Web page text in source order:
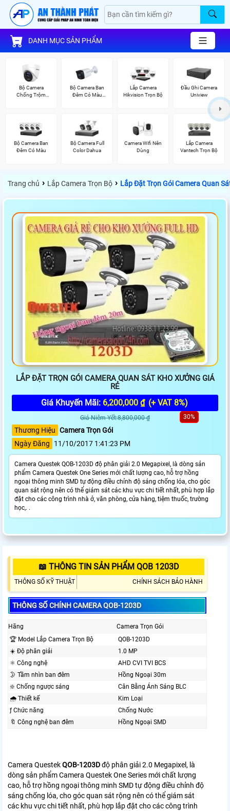
DANH MỤC SẢN PHẨM
Bộ Camera
Chống Trộm
Bộ Camera Ban
Đêm Có Màu
Lắp Camera
Hikvision Trọn Bộ
Đầu Ghi Camera
Uniview
Bộ Camera Ban
Đêm Có Màu
Bộ Camera Full
Color Dahua
Camera Wifi Nên
Dùng
Lắp Camera
Vantech Trọn Bộ
Trang chủ › Lắp Camera Trọn Bộ › Lắp Đặt Trọn Gói Camera Quan
LẮP ĐẶT TRỌN GÓI CAMERA QUAN SÁT KHO XƯỞNG GIÁ
RẺ
Giá Khuyến Mãi: 6,200,000 ₫ (+ VAT 8%)
Giá Niêm Yết:8,800,000 ₫ 30%
Thương Hiệu Camera Trọn Gói
Ngày Đăng
11/10/2017 1:41:23 PM
Camera Questek QOB-1203D độ phân giải 2.0 Megapixel, là dòng sản
phẩm Camera Questek One Series mới chất lượng cao, hỗ trợ hồng
ngoại thông minh SMD tự động điều chỉnh độ sáng chống lóa, cho góc
quan sát rộng nên có thể giám sát các khu vực chi tiết nhất, phù hợp lắp
đặt cho các công trình nhà ở, văn phòng, cửa hàng, tiệm thuốc, trường
học,. .
📖 THÔNG TIN SẢN PHẨM QOB 1203D
THÔNG SỐ KỸ THUẬT CHÍNH SÁCH BẢO HÀNH
THÔNG SỐ CHÍNH CAMERA QOB-1203D
Hãng
Camera Trọn Gói
🏆 Model Lắp Camera Trọn Bộ
QOB-1203D
☀️ Độ phân giải
1.0 MP
⚛️ Công nghệ
AHD CVI TVI BCS
🌛 Tầm nhìn ban đêm
Hồng Ngoại 30m
❇️ Chống ngược sáng
Cân Bằng Ánh Sáng BLC
🌧️ Thiết kế
Kim Loại
ƒ Chức năng
Chống Nước
🔖 Công nghệ ban đêm
Hồng Ngoại SMD
Camera QuestekQOB-1203Dđộ phân giải 2.0 Megapixel, là
dòng sản phẩm Camera Questek One Series mới chất lượng
cao, hỗ trợ hồng ngoại thông minh SMD tự động điều chỉnh độ
sáng chống lóa, cho góc quan sát rộng nên có thể giám sát
các khu vực chi tiết nhất, phù hợp lắp đặt cho các công trình